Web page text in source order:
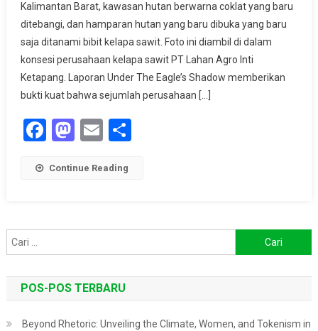
Membantah
Temuan
Greenpeace
Soal
Jaringan
Perusahaan
Kalimantan Barat, kawasan hutan berwarna coklat yang baru
ditebangi, dan hamparan hutan yang baru dibuka yang baru
saja ditanami bibit kelapa sawit. Foto ini diambil di dalam
konsesi perusahaan kelapa sawit PT Lahan Agro Inti
Ketapang. Laporan Under The Eagle’s Shadow memberikan
bukti kuat bahwa sejumlah perusahaan […]
Facebook
Mastodon
Email
Continue Reading
untuk:
POS-POS TERBARU
Beyond Rhetoric: Unveiling the Climate, Women, and Tokenism in